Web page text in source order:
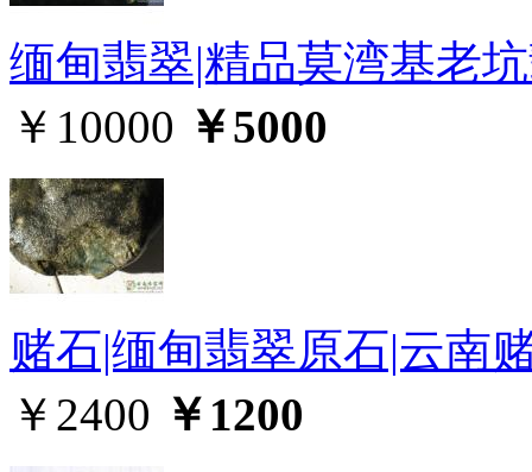
缅甸翡翠|精品莫湾基老
￥10000 ￥5000
赌石|缅甸翡翠原石|云南
￥2400 ￥1200